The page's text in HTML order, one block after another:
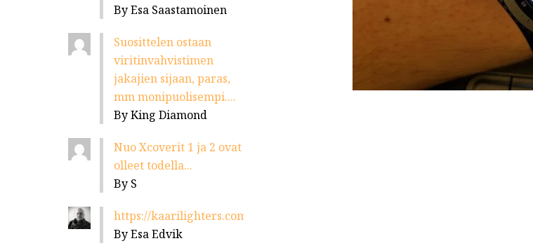
By Esa Saastamoinen
Suosittelen ostaan
viritinvahvistimen
jakajien sijaan, paras,
mm monipuolisempi....
By King Diamond
Nuo Xcoverit 1 ja 2 ovat
olleet todella...
By S
https://kaarilighters.com/jalleenmyyjat/...
By Esa Edvik